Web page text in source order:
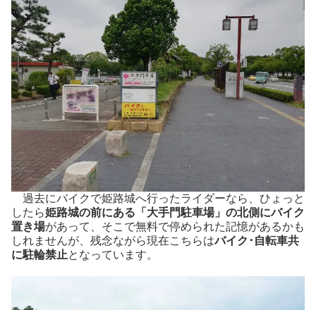
過去にバイクで姫路城へ行ったライダーなら、ひょっと
したら姫路城の前にある「大手門駐車場」の北側にバイク
置き場があって、そこで無料で停められた記憶があるかも
しれませんが、残念ながら現在こちらはバイク･自転車共
に駐輪禁止となっています。